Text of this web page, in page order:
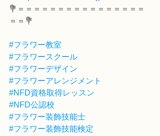
💐＝＝＝＝＝＝＝＝＝＝＝＝＝＝＝＝
＝＝💐
#フラワー教室
#フラワースクール
#フラワーデザイン
#フラワーアレンジメント
#NFD資格取得レッスン
#NFD公認校
#フラワー装飾技能士
#フラワー装飾技能検定